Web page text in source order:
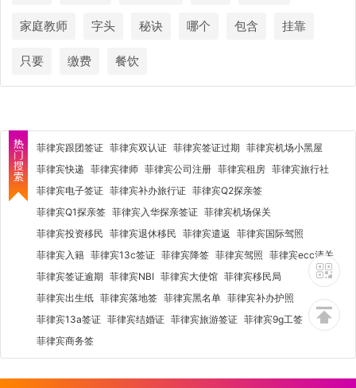
家庭教师 字头 秘诀 哪个 包含 挂靠
只要 缴费 餐饮
菲律宾跟团签证 菲律宾双认证 菲律宾签证过期 菲律宾机场小黑屋
菲律宾快递 菲律宾律师 菲律宾公司注册 菲律宾租房 菲律宾旅行社
菲律宾电子签证 菲律宾补办旅行证 菲律宾Q2探亲签
菲律宾Q1探亲签 菲律宾入华探亲签证 菲律宾机场保关
菲律宾投资移民 菲律宾退休移民 菲律宾遣返 菲律宾国际驾照
菲律宾入籍 菲律宾13c签证 菲律宾降签 菲律宾驾照 菲律宾ecc清关
菲律宾签证逾期 菲律宾NBI 菲律宾大使馆 菲律宾移民局
菲律宾出生纸 菲律宾落地签 菲律宾黑名单 菲律宾补办护照
菲律宾13a签证 菲律宾结婚证 菲律宾旅游签证 菲律宾9g工签
菲律宾商务签